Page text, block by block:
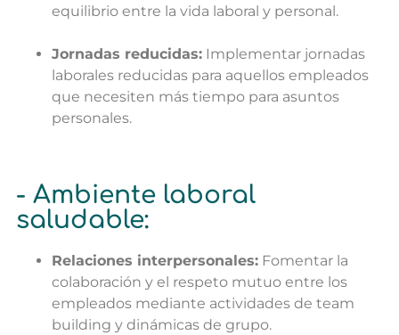
equilibrio entre la vida laboral y personal.
Jornadas reducidas: Implementar jornadas
laborales reducidas para aquellos empleados
que necesiten más tiempo para asuntos
personales.
- Ambiente laboral
saludable:
Relaciones interpersonales: Fomentar la
colaboración y el respeto mutuo entre los
empleados mediante actividades de team
building y dinámicas de grupo.